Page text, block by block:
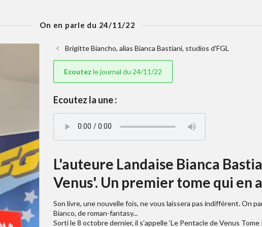
On en parle du 24/11/22
Brigitte Biancho, alias Bianca Bastiani, studios d'FGL
Ecoutez le journal du 24/11/22
Ecoutez la une :
L'auteure Landaise Bianca
Venus'. Un premier tome qui en
Son livre, une nouvelle fois, ne vous laissera pas indifférent. On
Bianco, de roman-fantasy...
Sorti le 8 octobre dernier, il s’appelle ‘Le Pentacle de Venus Tome